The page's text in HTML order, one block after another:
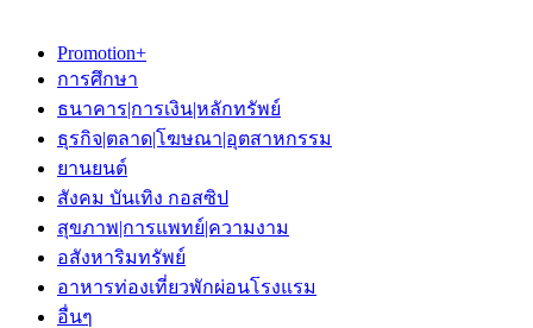
Promotion+
การศึกษา
ธนาคาร|การเงิน|หลักทรัพย์
ธุรกิจ|ตลาด|โฆษณา|อุตสาหกรรม
ยานยนต์
สังคม บันเทิง กอสซิป
สุขภาพ|การแพทย์|ความงาม
อสังหาริมทรัพย์
อาหารท่องเที่ยวพักผ่อนโรงแรม
อื่นๆ